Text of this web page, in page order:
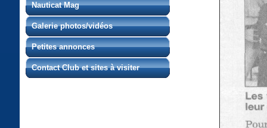
Nauticat Mag
Galerie photos/vidéos
Petites annonces
Contact Club et sites à visiter